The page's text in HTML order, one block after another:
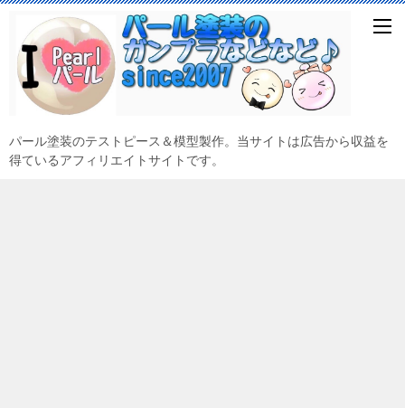
パール塗装のテストピース＆模型製作。当サイトは広告から収益を
得ているアフィリエイトサイトです。